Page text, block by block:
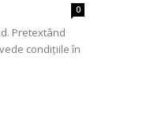
0
Pretextând
condițiile în